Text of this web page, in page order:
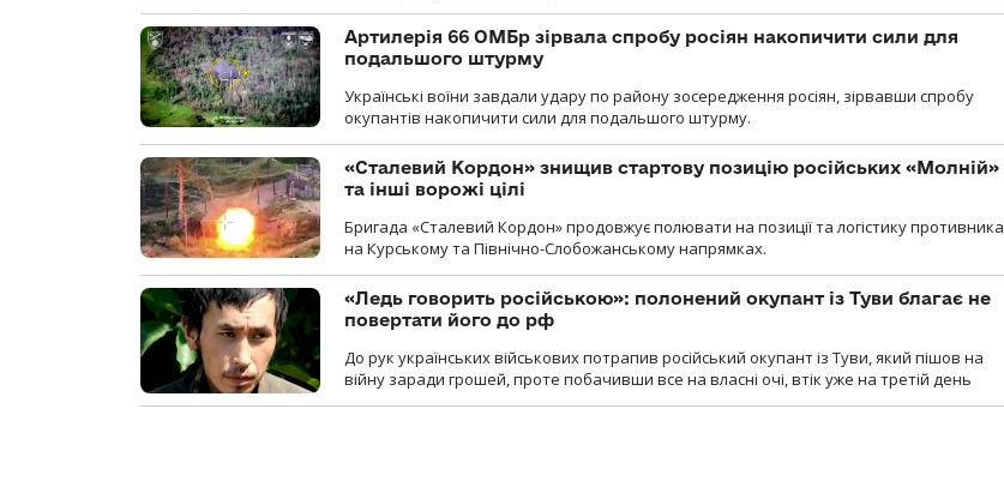
Артилерія 66 ОМБр зірвала спробу росіян накопичити сили для
подальшого штурму
Українські воїни завдали удару по району зосередження росіян, зірвавши спробу
окупантів накопичити сили для подальшого штурму.
«Сталевий Кордон» знищив стартову позицію російських «Молній»
та інші ворожі цілі
Бригада «Сталевий Кордон» продовжує полювати на позиції та логістику противника
на Курському та Північно-Слобожанському напрямках.
«Ледь говорить російською»: полонений окупант із Туви благає не
повертати його до рф
До рук українських військових потрапив російський окупант із Туви, який пішов на
війну заради грошей, проте побачивши все на власні очі, втік уже на третій день